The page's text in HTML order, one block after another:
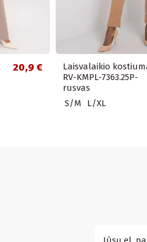
20,9 €
Laisvalaikio
RV-KMPL-7363.25P-
rusvas
S/M L/XL